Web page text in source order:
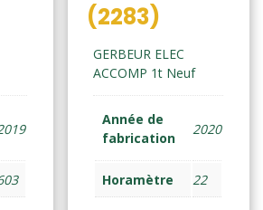
(2283)
GERBEUR ELEC
ACCOMP 1t Neuf
Année de
fabrication
2020
Horamètre 22